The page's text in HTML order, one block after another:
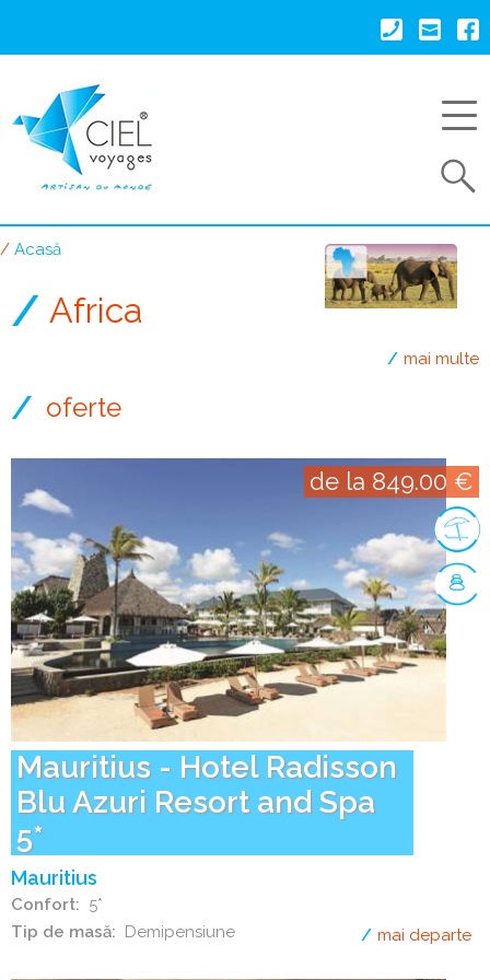
conţinutul
Acasă
Africa
mai multe
oferte
Mauritius - Hotel Radisson
Blu Azuri Resort and Spa
5*
Mauritius
Confort
5*
Tip de masă
Demipensiune
de la 849.00 €
mai departe